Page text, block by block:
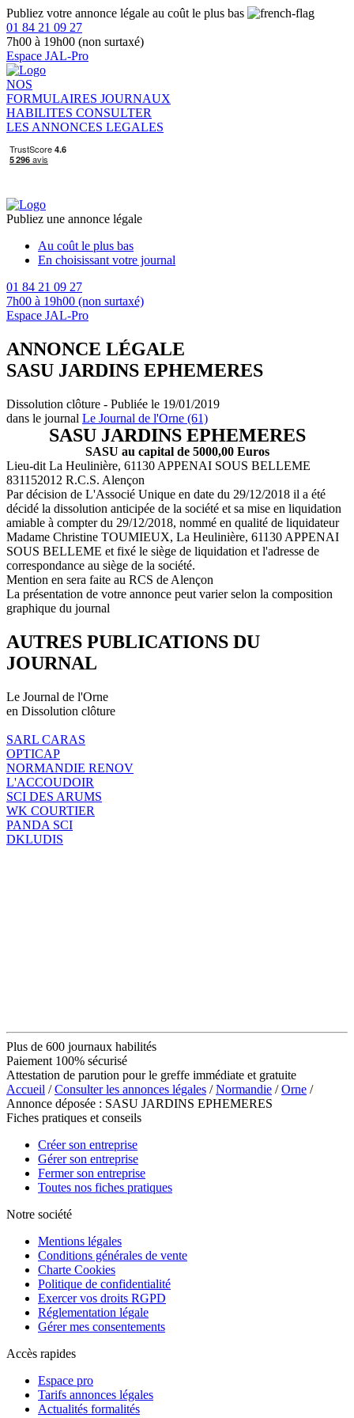
Publiez votre annonce légale au coût le plus bas
01 84 21 09 27
7h00 à 19h00 (non surtaxé)
Espace JAL-Pro
NOS
FORMULAIRES JOURNAUX
HABILITES CONSULTER
LES ANNONCES LEGALES
Publiez une annonce légale
Au coût le plus bas
En choisissant votre journal
01 84 21 09 27
7h00 à 19h00 (non surtaxé)
Espace JAL-Pro
ANNONCE LÉGALE
SASU JARDINS EPHEMERES
Dissolution clôture - Publiée le 19/01/2019
dans le journal Le Journal de l'Orne (61)
SASU JARDINS EPHEMERES
SASU au capital de 5000,00 Euros
Lieu-dit La Heulinière, 61130 APPENAI SOUS BELLEME
831152012 R.C.S. Alençon
Par décision de L'Associé Unique en date du 29/12/2018 il a été
décidé la dissolution anticipée de la société et sa mise en liquidation
amiable à compter du 29/12/2018, nommé en qualité de liquidateur
Madame Christine TOUMIEUX, La Heulinière, 61130 APPENAI
SOUS BELLEME et fixé le siège de liquidation et l'adresse de
correspondance au siège de la société.
Mention en sera faite au RCS de Alençon
La présentation de votre annonce peut varier selon la composition
graphique du journal
AUTRES PUBLICATIONS DU
JOURNAL
Le Journal de l'Orne
en Dissolution clôture
SARL CARAS
OPTICAP
NORMANDIE RENOV
L'ACCOUDOIR
SCI DES ARUMS
WK COURTIER
PANDA SCI
DKLUDIS
Plus de 600 journaux habilités
Paiement 100% sécurisé
Attestation de parution pour le greffe immédiate et gratuite
Accueil /Consulter les annonces légales /Normandie /Orne /
Annonce déposée : SASU JARDINS EPHEMERES
Fiches pratiques et conseils
Créer son entreprise
Gérer son entreprise
Fermer son entreprise
Toutes nos fiches pratiques
Notre société
Mentions légales
Conditions générales de vente
Charte Cookies
Politique de confidentialité
Exercer vos droits RGPD
Réglementation légale
Gérer mes consentements
Accès rapides
Espace pro
Tarifs annonces légales
Actualités formalités